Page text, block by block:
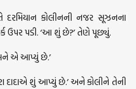
દરમિયાન કોલીનની નજર સૂઝનના
ઉપર પડી. ‘આ શું છે?’ તેણે પૂછ્યું.
મને એ આપ્યું છે.’
દાદાએ શું આપ્યું છે.’ અને કોલીને તેની